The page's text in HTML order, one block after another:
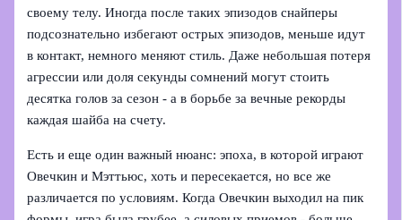
своему телу. Иногда после таких эпизодов снайперы
подсознательно избегают острых эпизодов, меньше идут
в контакт, немного меняют стиль. Даже небольшая потеря
агрессии или доля секунды сомнений могут стоить
десятка голов за сезон - а в борьбе за вечные рекорды
каждая шайба на счету.
Есть и еще один важный нюанс: эпоха, в которой играют
Овечкин и Мэттьюс, хоть и пересекается, но все же
различается по условиям. Когда Овечкин выходил на пик